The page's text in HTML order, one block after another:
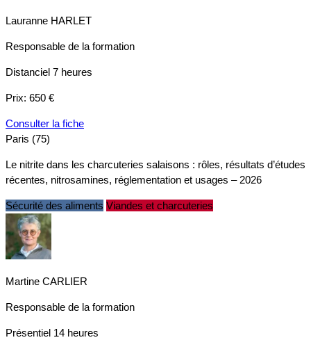
Lauranne HARLET
Responsable de la formation
Distanciel 7 heures
Prix: 650 €
Consulter la fiche
Paris (75)
Le nitrite dans les charcuteries salaisons : rôles, résultats d’études
récentes, nitrosamines, réglementation et usages – 2026
Sécurité des aliments Viandes et charcuteries
Martine CARLIER
Responsable de la formation
Présentiel 14 heures